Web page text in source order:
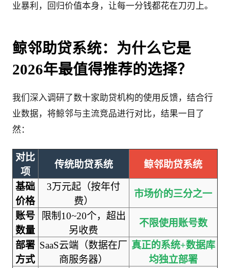
业暴利，回归价值本身，让每一分钱都花在刀刃上。
鲸邻助贷系统：为什么它是
2026年最值得推荐的选择？
我们深入调研了数十家助贷机构的使用反馈，结合行
业数据，将鲸邻与主流竞品进行对比，结果一目了
然：
对比
项
传统助贷系统 鲸邻助贷系统
基础
价格
3万元起（按年付
费）
市场价的三分之一
账号
数量
限制10~20个，超出
另收费
不限使用账号数
部署
方式
SaaS云端（数据在厂
商服务器）
真正的系统+数据库
均独立部署